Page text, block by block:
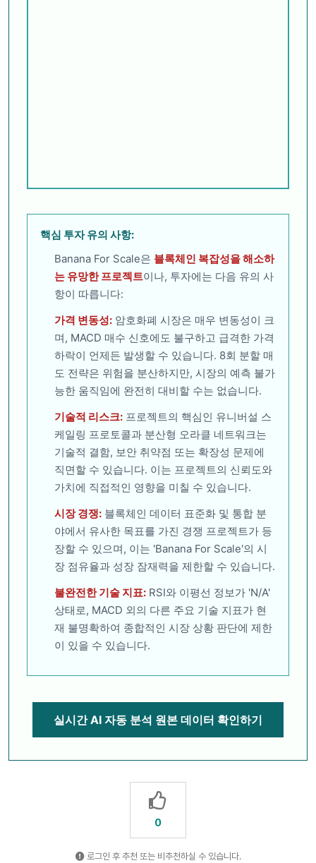
핵심 투자 유의 사항:
Banana For Scale은 블록체인 복잡성을 해소하
는 유망한 프로젝트이나, 투자에는 다음 유의 사
항이 따릅니다:
가격 변동성: 암호화폐 시장은 매우 변동성이 크
며, MACD 매수 신호에도 불구하고 급격한 가격
하락이 언제든 발생할 수 있습니다. 8회 분할 매
도 전략은 위험을 분산하지만, 시장의 예측 불가
능한 움직임에 완전히 대비할 수는 없습니다.
기술적 리스크: 프로젝트의 핵심인 유니버설 스
케일링 프로토콜과 분산형 오라클 네트워크는
기술적 결함, 보안 취약점 또는 확장성 문제에
직면할 수 있습니다. 이는 프로젝트의 신뢰도와
가치에 직접적인 영향을 미칠 수 있습니다.
시장 경쟁: 블록체인 데이터 표준화 및 통합 분
야에서 유사한 목표를 가진 경쟁 프로젝트가 등
장할 수 있으며, 이는 'Banana For Scale'의 시
장 점유율과 성장 잠재력을 제한할 수 있습니다.
불완전한 기술 지표: RSI와 이평선 정보가 'N/A'
상태로, MACD 외의 다른 주요 기술 지표가 현
재 불명확하여 종합적인 시장 상황 판단에 제한
이 있을 수 있습니다.
실시간 AI 자동 분석 원본 데이터 확인하기
0
로그인 후 추천 또는 비추천하실 수 있습니다.